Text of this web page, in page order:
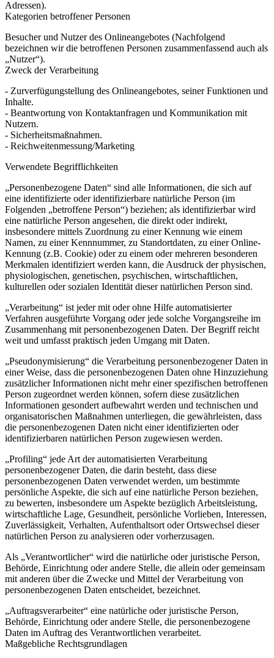
Adressen).
Kategorien betroffener Personen
Besucher und Nutzer des Onlineangebotes (Nachfolgend
bezeichnen wir die betroffenen Personen zusammenfassend auch als
„Nutzer“).
Zweck der Verarbeitung
- Zurverfügungstellung des Onlineangebotes, seiner Funktionen und
Inhalte.
- Beantwortung von Kontaktanfragen und Kommunikation mit
Nutzern.
- Sicherheitsmaßnahmen.
- Reichweitenmessung/Marketing
Verwendete Begrifflichkeiten
„Personenbezogene Daten“ sind alle Informationen, die sich auf
eine identifizierte oder identifizierbare natürliche Person (im
Folgenden „betroffene Person“) beziehen; als identifizierbar wird
eine natürliche Person angesehen, die direkt oder indirekt,
insbesondere mittels Zuordnung zu einer Kennung wie einem
Namen, zu einer Kennnummer, zu Standortdaten, zu einer Online-
Kennung (z.B. Cookie) oder zu einem oder mehreren besonderen
Merkmalen identifiziert werden kann, die Ausdruck der physischen,
physiologischen, genetischen, psychischen, wirtschaftlichen,
kulturellen oder sozialen Identität dieser natürlichen Person sind.
„Verarbeitung“ ist jeder mit oder ohne Hilfe automatisierter
Verfahren ausgeführte Vorgang oder jede solche Vorgangsreihe im
Zusammenhang mit personenbezogenen Daten. Der Begriff reicht
weit und umfasst praktisch jeden Umgang mit Daten.
„Pseudonymisierung“ die Verarbeitung personenbezogener Daten in
einer Weise, dass die personenbezogenen Daten ohne Hinzuziehung
zusätzlicher Informationen nicht mehr einer spezifischen betroffenen
Person zugeordnet werden können, sofern diese zusätzlichen
Informationen gesondert aufbewahrt werden und technischen und
organisatorischen Maßnahmen unterliegen, die gewährleisten, dass
die personenbezogenen Daten nicht einer identifizierten oder
identifizierbaren natürlichen Person zugewiesen werden.
„Profiling“ jede Art der automatisierten Verarbeitung
personenbezogener Daten, die darin besteht, dass diese
personenbezogenen Daten verwendet werden, um bestimmte
persönliche Aspekte, die sich auf eine natürliche Person beziehen,
zu bewerten, insbesondere um Aspekte bezüglich Arbeitsleistung,
wirtschaftliche Lage, Gesundheit, persönliche Vorlieben, Interessen,
Zuverlässigkeit, Verhalten, Aufenthaltsort oder Ortswechsel dieser
natürlichen Person zu analysieren oder vorherzusagen.
Als „Verantwortlicher“ wird die natürliche oder juristische Person,
Behörde, Einrichtung oder andere Stelle, die allein oder gemeinsam
mit anderen über die Zwecke und Mittel der Verarbeitung von
personenbezogenen Daten entscheidet, bezeichnet.
„Auftragsverarbeiter“ eine natürliche oder juristische Person,
Behörde, Einrichtung oder andere Stelle, die personenbezogene
Daten im Auftrag des Verantwortlichen verarbeitet.
Maßgebliche Rechtsgrundlagen